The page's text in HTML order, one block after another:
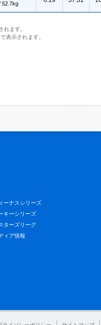
52.7kg
れます。
表示されます。
ーナスシリーズ
キーシリーズ
ターズリーグ
ィア情報